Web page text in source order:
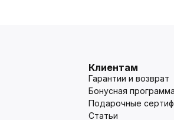
Клиентам
Гарантии и возврат
Бонусная программа
Подарочные
Статьи